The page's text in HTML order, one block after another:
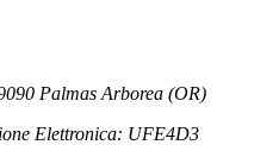
Palmas Arborea (OR)
Elettronica: UFE4D3